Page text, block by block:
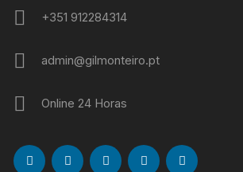
+351 912284314
admin@gilmonteiro.pt
Online 24 Horas